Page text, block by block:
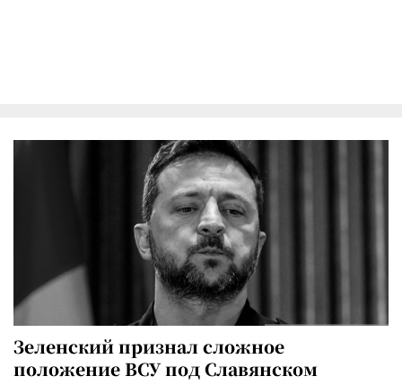
Зеленский признал сложное
положение ВСУ под Славянском